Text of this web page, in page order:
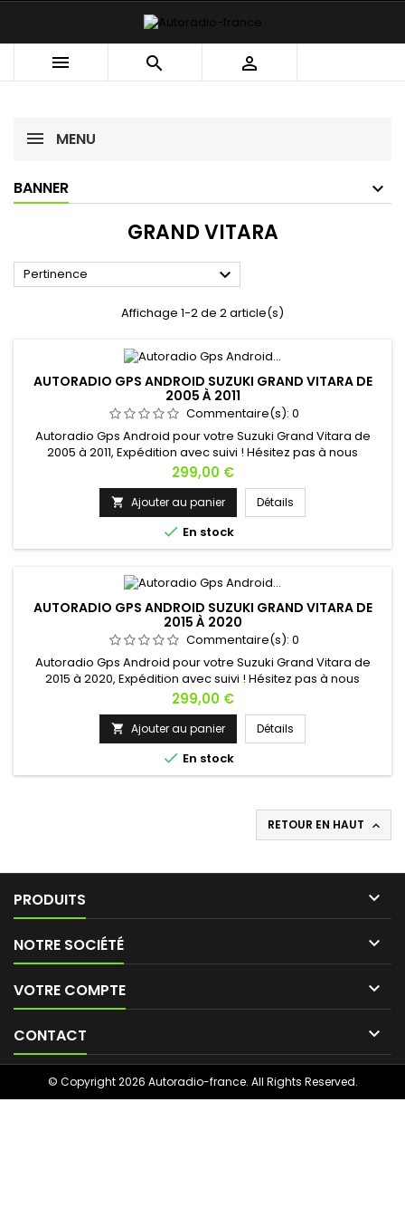
  
MENU
BANNER
GRAND VITARA
Pertinence 
Affichage 1-2 de 2 article(s)
AUTORADIO GPS ANDROID SUZUKI GRAND VITARA DE
2005 À 2011
Commentaire(s): 0
Autoradio Gps Android pour votre Suzuki Grand Vitara de
2005 à 2011, Expédition avec suivi ! Hésitez pas à nous
contacter si vous avez une question !
Prix
299,00 €
 Ajouter au panier Détails
 En stock
AUTORADIO GPS ANDROID SUZUKI GRAND VITARA DE
2015 À 2020
Commentaire(s): 0
Autoradio Gps Android pour votre Suzuki Grand Vitara de
2015 à 2020, Expédition avec suivi ! Hésitez pas à nous
contacter si vous avez une question !
Prix
299,00 €
 Ajouter au panier Détails
 En stock
RETOUR EN HAUT 
PRODUITS 
NOTRE SOCIÉTÉ 
VOTRE COMPTE 
CONTACT 
© Copyright 2026 Autoradio-france. All Rights Reserved.